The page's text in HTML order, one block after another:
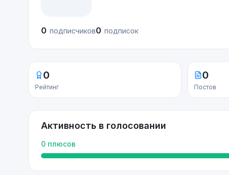
0 подписчиков0 подписок
0
Рейтинг
0
Постов
Активность в голосовании
0 плюсов